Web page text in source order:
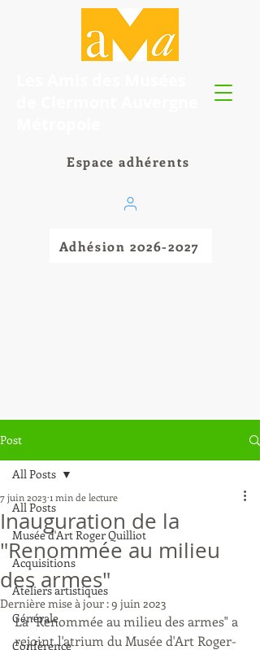
Espace adhérents
Adhésion 2026-2027
Post
All Posts
Musée d'Art Roger Quilliot
Acquisitions
Ateliers artistiques
Générale
Conférence
All Posts
Inauguration de la
"Renommée au milieu
des armes"
7 juin 2023 1 min de lecture
Dernière mise à jour :9 juin 2023
La "Renommée au milieu des armes" a
rejoint l'atrium du Musée d'Art Roger-